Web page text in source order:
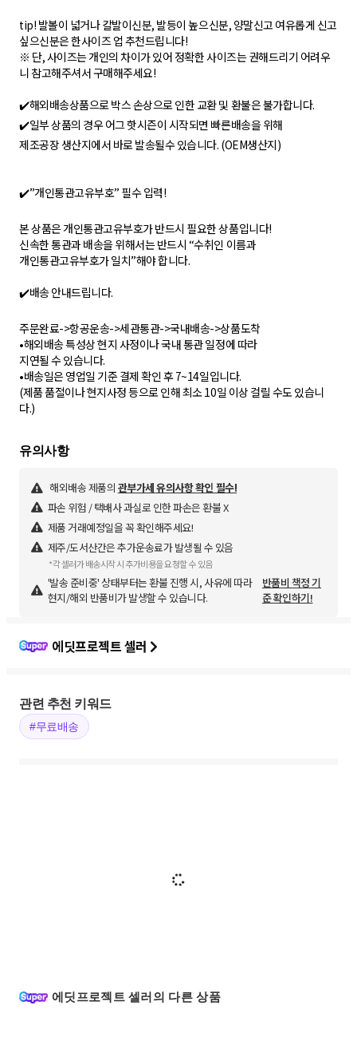
tip! 발볼이 넓거나 칼발이신분, 발등이 높으신분, 양말신고 여유롭게 신고
싶으신분은 한사이즈 업 추천드립니다!
※ 단, 사이즈는 개인의 차이가 있어 정확한 사이즈는 권해드리기 어려우
니 참고해주셔서 구매해주세요!
✔️해외배송상품으로 박스 손상으로 인한 교환 및 환불은 불가합니다.
✔️일부 상품의 경우 어그 핫시즌이 시작되면 빠른배송을 위해
제조공장 생산지에서 바로 발송될수 있습니다. (OEM생산지)
✔️”개인통관고유부호” 필수 입력!
본 상품은 개인통관고유부호가 반드시 필요한 상품입니다!
신속한 통관과 배송을 위해서는 반드시 “수취인 이름과
개인통관고유부호가 일치”해야 합니다.
✔️배송 안내드립니다.
주문완료->항공운송->세관통관->국내배송->상품도착
•해외배송 특성상 현지 사정이나 국내 통관 일정에 따라
지연될 수 있습니다.
•배송일은 영업일 기준 결제 확인 후 7~14일입니다.
(제품 품절이나 현지사정 등으로 인해 최소 10일 이상 걸릴 수도 있습니
다.)
유의사항
해외배송 제품의 관부가세 유의사항 확인 필수!
파손 위험 / 택배사 과실로 인한 파손은 환불 X
제품 거래예정일을 꼭 확인해주세요!
제주/도서산간은 추가운송료가 발생될 수 있음
*각 셀러가 배송시작 시 추가비용을 요청할 수 있음
'발송 준비중' 상태부터는 환불 진행 시, 사유에 따라
현지/해외 반품비가 발생할 수 있습니다.
반품비 책정 기
준 확인하기!
에딧프로젝트 셀러
관련 추천 키워드
#무료배송
에딧프로젝트 셀러의 다른 상품